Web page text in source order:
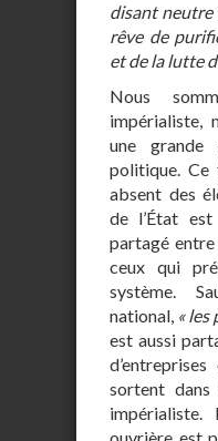
disant neutre
rêve de
et de la lutte
Nous
impérialiste,
une
politique. Ce
absent des
de l’État
partagé
ceux qui
système.
national, « les
est aussi
sortent
impérialiste.